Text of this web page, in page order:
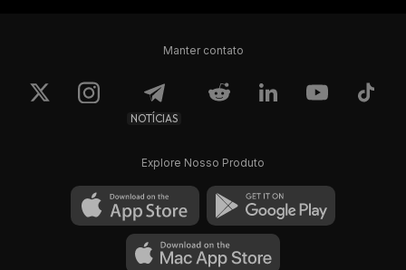
Manter contato
NOTÍCIAS
Explore Nosso Produto